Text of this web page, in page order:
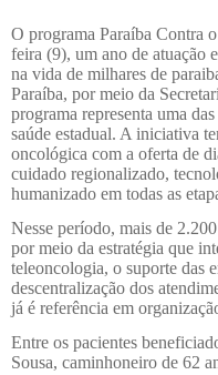
O programa Paraíba Contra
feira (9), um ano de atuação
na vida de milhares de
Paraíba, por meio da
programa representa uma
saúde estadual. A iniciativa
oncológica com a oferta de
cuidado regionalizado,
humanizado em todas as
Nesse período, mais de
por meio da estratégia que
teleoncologia, o suporte das
descentralização dos
já é referência em
Entre os pacientes
Sousa, caminhoneiro de 62